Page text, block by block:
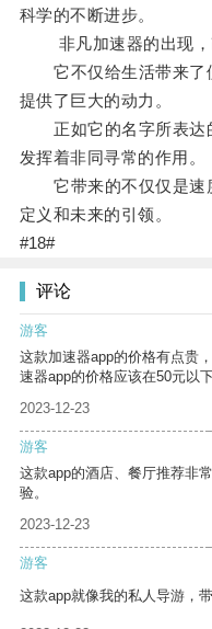
科学的不断进步。
非凡加速器的出现，
它不仅给生活带来了
提供了巨大的动力。
正如它的名字所表达
发挥着非同寻常的作用。
它带来的不仅仅是速
定义和未来的引领。
#18#
评论
游客
这款加速器app的价格有点贵
速器app的价格应该在50元以
2023-12-23
游客
这款app的酒店、餐厅推荐非
验。
2023-12-23
游客
这款app就像我的私人导游，